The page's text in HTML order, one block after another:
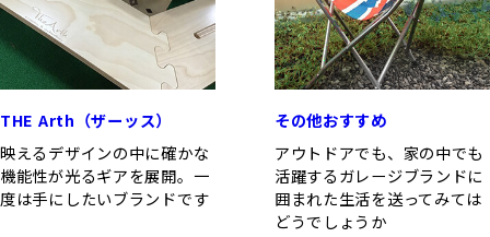
THE Arth（ザーッス）
映えるデザインの中に確かな
機能性が光るギアを展開。一
度は手にしたいブランドです
その他おすすめ
アウトドアでも、家の中でも
活躍するガレージブランドに
囲まれた生活を送ってみては
どうでしょうか